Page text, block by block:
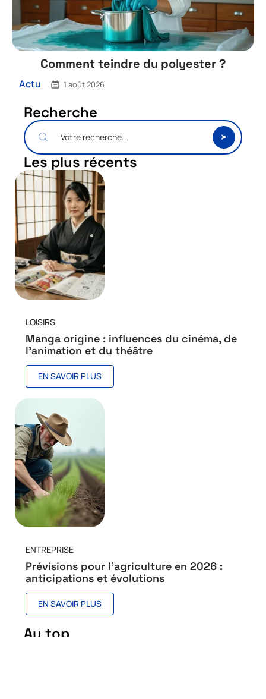
Comment teindre du polyester ?
Actu 1 août 2026
Recherche
Les plus récents
LOISIRS
Manga origine : influences du cinéma, de
l’animation et du théâtre
EN SAVOIR PLUS
ENTREPRISE
Prévisions pour l’agriculture en 2026 :
anticipations et évolutions
EN SAVOIR PLUS
Au top